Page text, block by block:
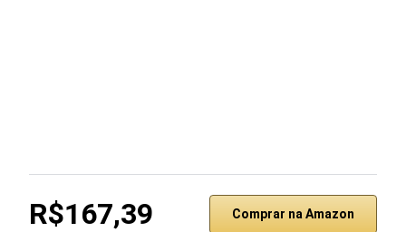
R$167,39 Comprar na Amazon